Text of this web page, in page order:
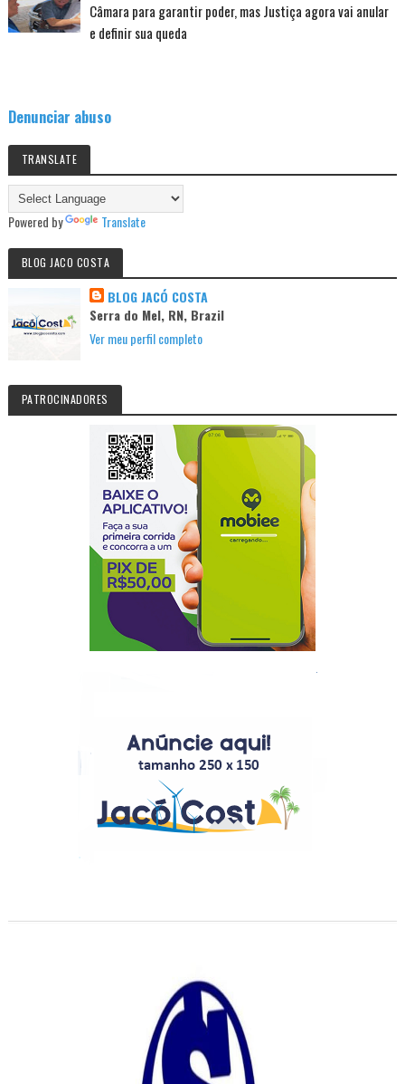
Câmara para garantir poder, mas Justiça agora vai anular
e definir sua queda
Denunciar abuso
TRANSLATE
Powered by Translate
BLOG JACO COSTA
BLOG JACÓ COSTA
Serra do Mel, RN, Brazil
Ver meu perfil completo
PATROCINADORES